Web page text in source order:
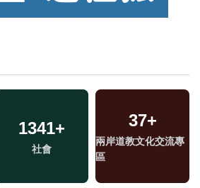
1341+
社會
37+
兩岸道教文化交流專
區